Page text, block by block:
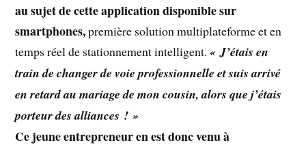
au sujet de cette application disponible sur
smartphones,première solution multiplateforme et en
temps réel de stationnement intelligent. « J’étais en
train de changer de voie professionnelle et suis arrivé
en retard au mariage de mon cousin, alors que j’étais
porteur des alliances ! »
Ce jeune entrepreneur en est donc venu à